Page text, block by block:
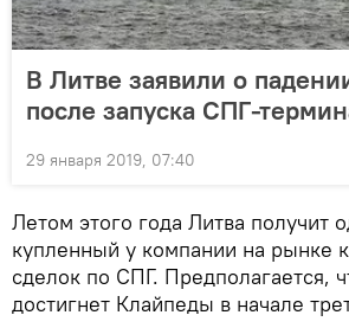
В Литве заявили о
после запуска СПГ-
29 января 2019, 07:40
Летом этого года Литва получит
купленный у компании на рынке
сделок по СПГ. Предполагается,
достигнет Клайпеды в начале